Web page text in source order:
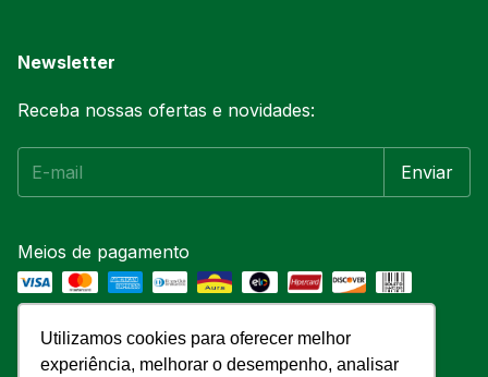
Utilizamos cookies para oferecer melhor
experiência, melhorar o desempenho, analisar
Newsletter
Receba nossas ofertas e novidades:
Meios de pagamento